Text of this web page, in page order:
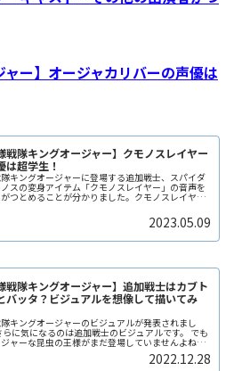
ャー】オージャカリバーの声優は
戦隊キングオージャー】クモノスレイヤー
は超学生！
キングオージャーに登場する追加戦士、スパイダ
スの変身アイテム「クモノスレイヤー」の音声を
つとめることが分かりました。クモノスレイヤー
生の声が合わさったときの演出は見ものですね。
2023.05.09
戦隊キングオージャー】追加戦士はカブト
バッタ？ビジュアルを想像して描いてみ
キングオージャーのビジュアルが発表されまし
らに気になるのは追加戦士のビジュアルです。 でも
ャーな昆虫の王様がまだ登場していませんよね。
カブトムシです。 トノサマバッタなんかも登場する
面白いですよね。 そこで今回は王様戦隊キングオー
2022.12.28